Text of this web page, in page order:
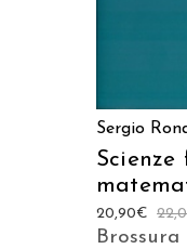
Sergio
Scienze
20,90€
Brossura